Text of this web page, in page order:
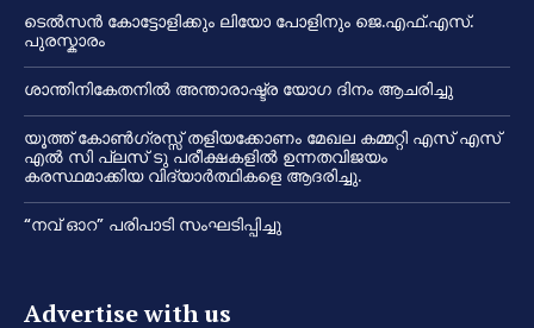
ടെൽസൻ കോട്ടോളിക്കും ലിയോ പോളിനും ജെ.എഫ്.എസ്.
പുരസ്കാരം
ശാന്തിനികേതനിൽ അന്താരാഷ്ട്ര യോഗ ദിനം ആചരിച്ചു
യൂത്ത് കോൺഗ്രസ്സ് തളിയക്കോണം മേഖല കമ്മറ്റി എസ് എസ്
എൽ സി പ്ലസ് ടു പരീക്ഷകളിൽ ഉന്നതവിജയം
കരസ്ഥമാക്കിയ വിദ്യാർത്ഥികളെ ആദരിച്ചു.
“നവ് ഓറ” പരിപാടി സംഘടിപ്പിച്ചു
Advertise with us